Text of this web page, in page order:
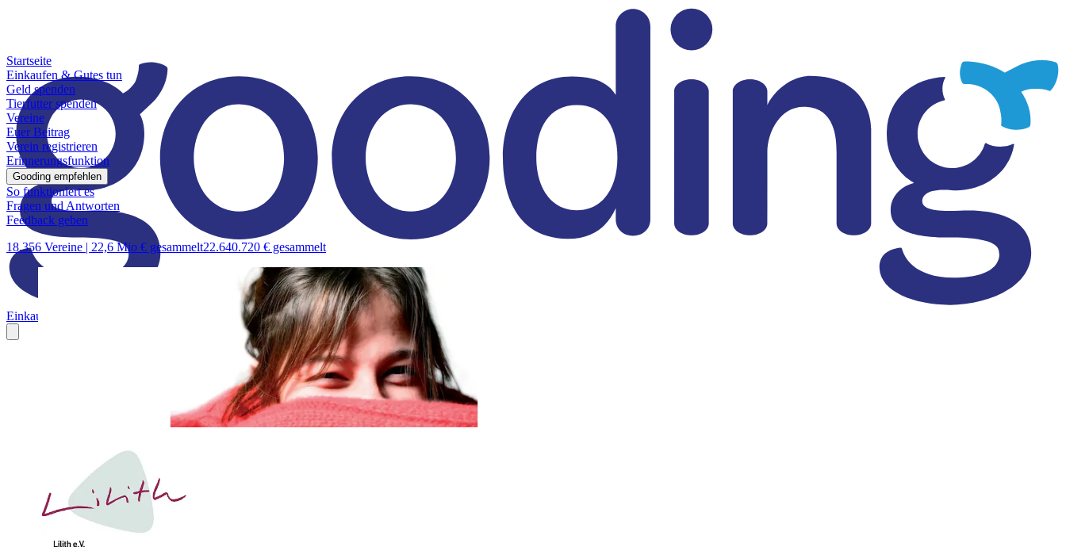
Einkaufen & Gutes tun Tierfutter spendenVereineEuer Beitrag
Startseite
Einkaufen & Gutes tun
Geld spenden
Tierfutter spenden
Vereine
Euer Beitrag
Verein registrieren
Erinnerungsfunktion
Gooding empfehlen
So funktioniert es
Fragen und Antworten
Feedback geben
18.356 Vereine | 22,6 Mio € gesammelt22.640.720 € gesammelt